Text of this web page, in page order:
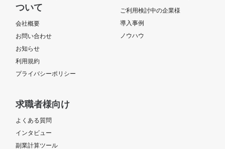
ついて
会社概要
お問い合わせ
お知らせ
利用規約
プライバシーポリシー
ご利用検討中の企業様
導入事例
ノウハウ
求職者様向け
よくある質問
インタビュー
副業計算ツール